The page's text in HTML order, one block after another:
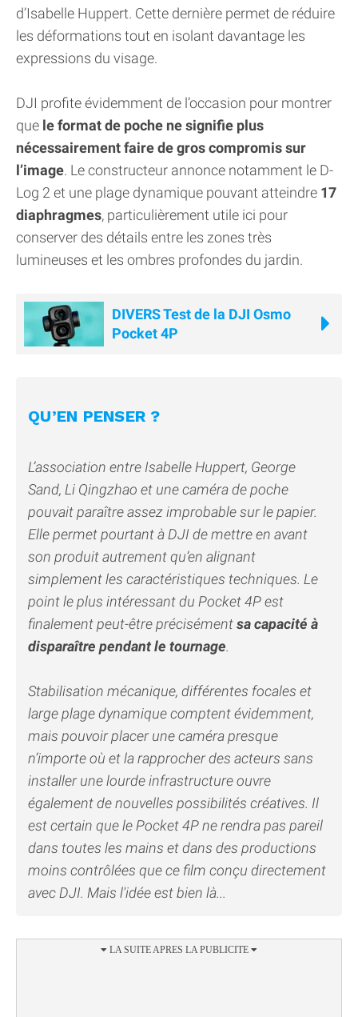
d’Isabelle Huppert. Cette dernière permet de réduire
les déformations tout en isolant davantage les
expressions du visage.
DJI profite évidemment de l’occasion pour montrer
que le format de poche ne signifie plus
nécessairement faire de gros compromis sur
l’image. Le constructeur annonce notamment le D-
Log 2 et une plage dynamique pouvant atteindre 17
diaphragmes, particulièrement utile ici pour
conserver des détails entre les zones très
lumineuses et les ombres profondes du jardin.
DIVERS Test de la DJI Osmo
Pocket 4P
QU’EN PENSER ?
L’association entre Isabelle Huppert, George
Sand, Li Qingzhao et une caméra de poche
pouvait paraître assez improbable sur le papier.
Elle permet pourtant à DJI de mettre en avant
son produit autrement qu’en alignant
simplement les caractéristiques techniques. Le
point le plus intéressant du Pocket 4P est
finalement peut-être précisémentsa capacité à
disparaître pendant le tournage.
Stabilisation mécanique, différentes focales et
large plage dynamique comptent évidemment,
mais pouvoir placer une caméra presque
n’importe où et la rapprocher des acteurs sans
installer une lourde infrastructure ouvre
également de nouvelles possibilités créatives. Il
est certain que le Pocket 4P ne rendra pas pareil
dans toutes les mains et dans des productions
moins contrôlées que ce film conçu directement
avec DJI. Mais l'idée est bien là...